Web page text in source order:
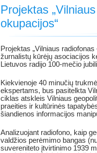
Projektas
okupacijos“
Projektas „Vilniaus
žurnalistų kūrėjų asociacijos
Lietuvos radijo 100-mečio
Kiekvienoje 40 minučių
ekspertams, bus pasitelkta
ciklas atskleis Vilniaus
praeities ir kultūrinės
šiandienos informacijos
Analizuojant radiofono, kaip
valdžios perėmimo bangas
suvereniteto įtvirtinimo 1939